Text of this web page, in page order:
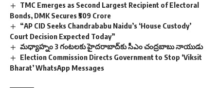
TMC Emerges as Second Largest Recipient of Electoral
Bonds, DMK Secures ₹509 Crore
“AP CID Seeks Chandrababu Naidu’s ‘House Custody’
Court Decision Expected Today”
మధ్యాహ్నం 3 గంటలకు హైదరాబాద్‌కు సీఎం చంద్రబాబు నాయుడు
Election Commission Directs Government to Stop ‘Viksit
Bharat’ WhatsApp Messages